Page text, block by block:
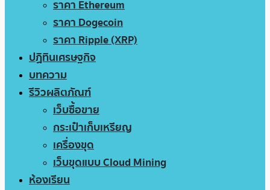
ราคา Ethereum
ราคา Dogecoin
ราคา Ripple (XRP)
ปฏิทินเศรษฐกิจ
บทความ
รีวิวผลิตภัณฑ์
เว็บซื้อขาย
กระเป๋าเก็บเหรียญ
เครื่องขุด
เว็บขุดแบบ Cloud Mining
ห้องเรียน